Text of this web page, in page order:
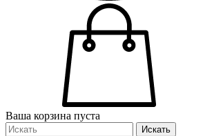
Ваша корзина пуста
Искать